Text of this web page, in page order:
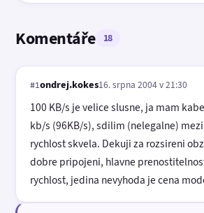
Komentáře 18
#1ondrej.kokes16. srpna 2004 v 21:30
100 KB/s je velice slusne, ja mam
kb/s (96KB/s), sdilim (nelegalne)
rychlost skvela. Dekuji za rozsireni
dobre pripojeni, hlavne
rychlost, jedina nevyhoda je cena